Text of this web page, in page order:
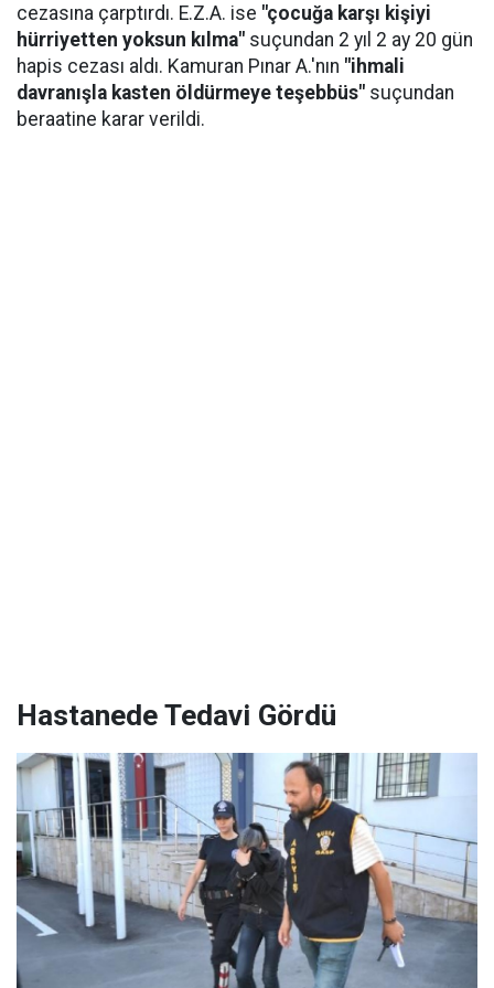
cezasına çarptırdı. E.Z.A. ise "çocuğa karşı kişiyi
hürriyetten yoksun kılma" suçundan 2 yıl 2 ay 20 gün
hapis cezası aldı. Kamuran Pınar A.'nın "ihmali
davranışla kasten öldürmeye teşebbüs" suçundan
beraatine karar verildi.
Hastanede Tedavi Gördü